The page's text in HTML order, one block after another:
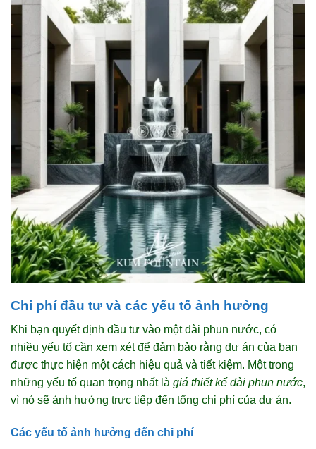
Chi phí đầu tư và các yếu tố ảnh hưởng
Khi bạn quyết định đầu tư vào một đài phun nước, có
nhiều yếu tố cần xem xét để đảm bảo rằng dự án của bạn
được thực hiện một cách hiệu quả và tiết kiệm. Một trong
những yếu tố quan trọng nhất là giá thiết kế đài phun nước,
vì nó sẽ ảnh hưởng trực tiếp đến tổng chi phí của dự án.
Các yếu tố ảnh hưởng đến chi phí